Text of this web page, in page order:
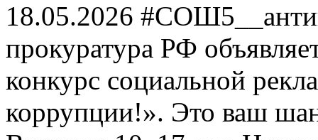
18.05.2026
прокуратура РФ
конкурс социальной
коррупции!». Это ваш